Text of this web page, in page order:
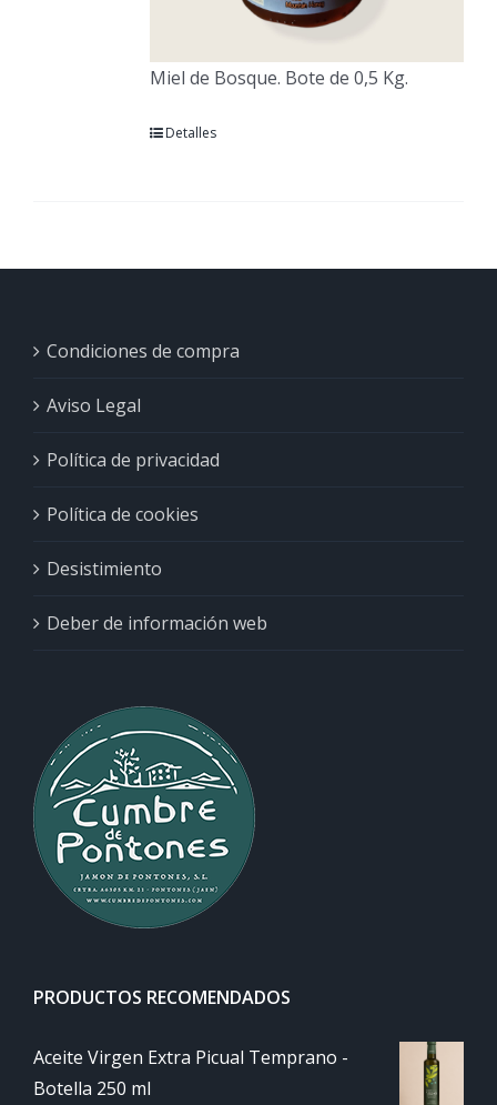
Miel de Bosque. Bote de 0,5 Kg.
Detalles
Condiciones de compra
Aviso Legal
Política de privacidad
Política de cookies
Desistimiento
Deber de información web
PRODUCTOS RECOMENDADOS
Aceite Virgen Extra Picual Temprano -
Botella 250 ml